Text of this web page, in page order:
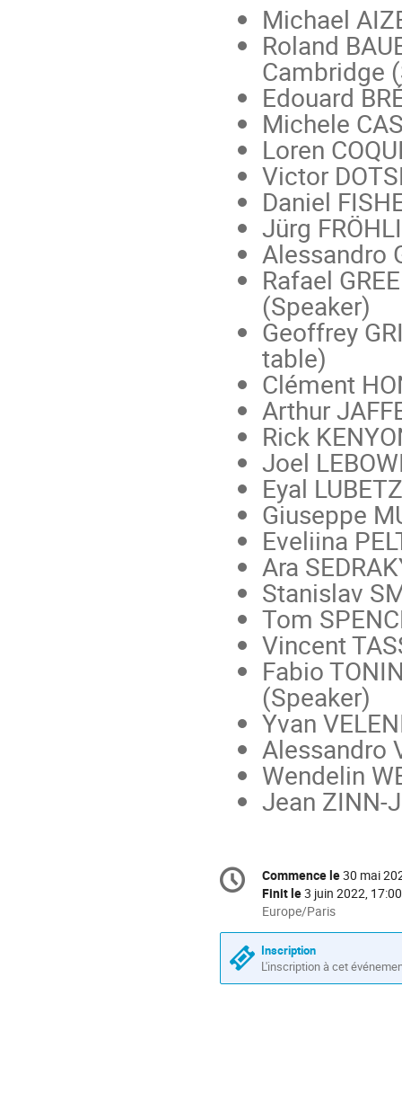
Michael
Roland
Cambridge
Edouard
Michele
Loren
Victor
Daniel
Jürg
Alessandro
Rafael
(Speaker)
Geoffrey
table)
Clément
Arthur
Rick
Joel
Eyal
Giuseppe
Eveliina
Ara
Stanislav
Tom
Vincent
Fabio
(Speaker)
Yvan
Alessandro
Wendelin
Jean ZINN-
de
la
Date/Heure
Commence le30 mai
Finit le3 juin 2022, 17:00
Toutes
les
horaires
sont
en
Europe/Paris
Inscription
L'inscription à cet